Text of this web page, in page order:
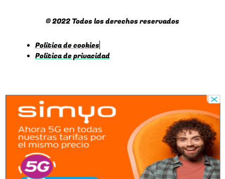
© 2022 Todos los derechos reservados
Politica de cookies
Politica de privacidad